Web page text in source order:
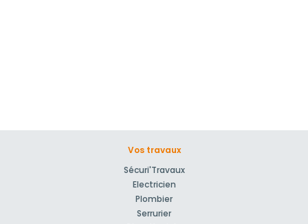
Vos travaux
Sécuri'Travaux
Electricien
Plombier
Serrurier